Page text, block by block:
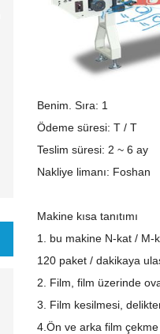
Benim. Sıra: 1
Ödeme süresi: T / T
Teslim süresi: 2 ~ 6 ay
Nakliye limanı: Foshan
Makine kısa tanıtımı
1. bu makine N-kat / M-
120 paket / dakikaya
2. Film, film üzerinde
3. Film kesilmesi,
4.Ön ve arka film çekme